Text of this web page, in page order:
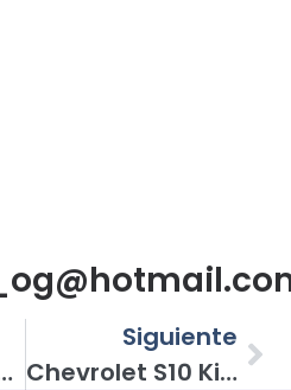
Amantes A La Calidad De Sonido
Siguiente
Chevrolet S10 King Cab Con Equipo Xion Car Audio